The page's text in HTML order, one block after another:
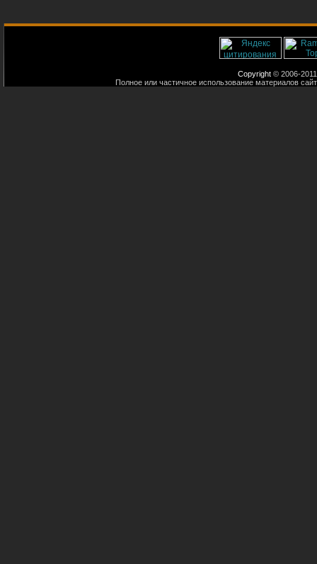
Copyright © 2006-
Полное или частичное использование материалов